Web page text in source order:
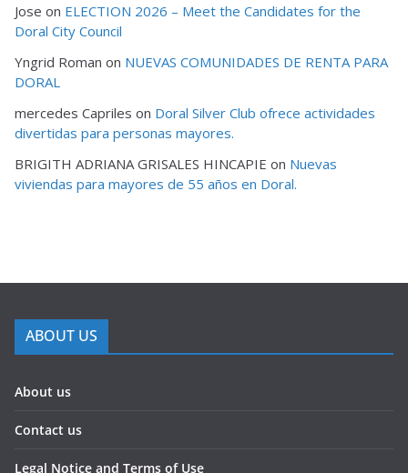
Jose on ELECTION 2026 – Meet the Candidates for the
Doral City Council
Yngrid Roman on NUEVAS COMUNIDADES DE RENTA PARA
DORAL
mercedes Capriles on Doral Silver Club ofrece actividades
divertidas para personas mayores.
BRIGITH ADRIANA GRISALES HINCAPIE on Nuevas
viviendas para mayores de 55 años en Doral.
ABOUT US
About us
Contact us
Legal Notice and Terms of Use